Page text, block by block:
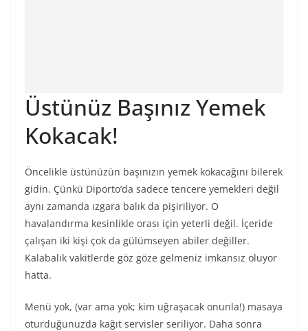
Üstünüz Başınız Yemek
Kokacak!
Öncelikle üstünüzün başınızın yemek kokacağını bilerek
gidin. Çünkü Diporto’da sadece tencere yemekleri değil
aynı zamanda ızgara balık da pişiriliyor. O
havalandırma kesinlikle orası için yeterli değil. İçeride
çalışan iki kişi çok da gülümseyen abiler değiller.
Kalabalık vakitlerde göz göze gelmeniz imkansız oluyor
hatta.
Menü yok, (var ama yok; kim uğraşacak onunla!) masaya
oturduğunuzda kağıt servisler seriliyor. Daha sonra